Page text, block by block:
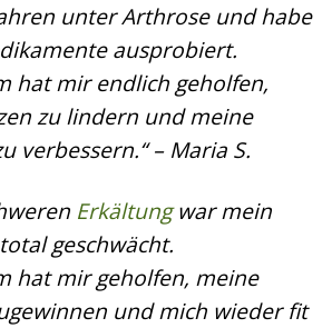
unter Arthrose und habe
ausprobiert.
hat mir endlich geholfen,
zu lindern und meine
verbessern.“ – Maria S.
Erkältungwar mein
geschwächt.
hat mir geholfen, meine
und mich wieder fit